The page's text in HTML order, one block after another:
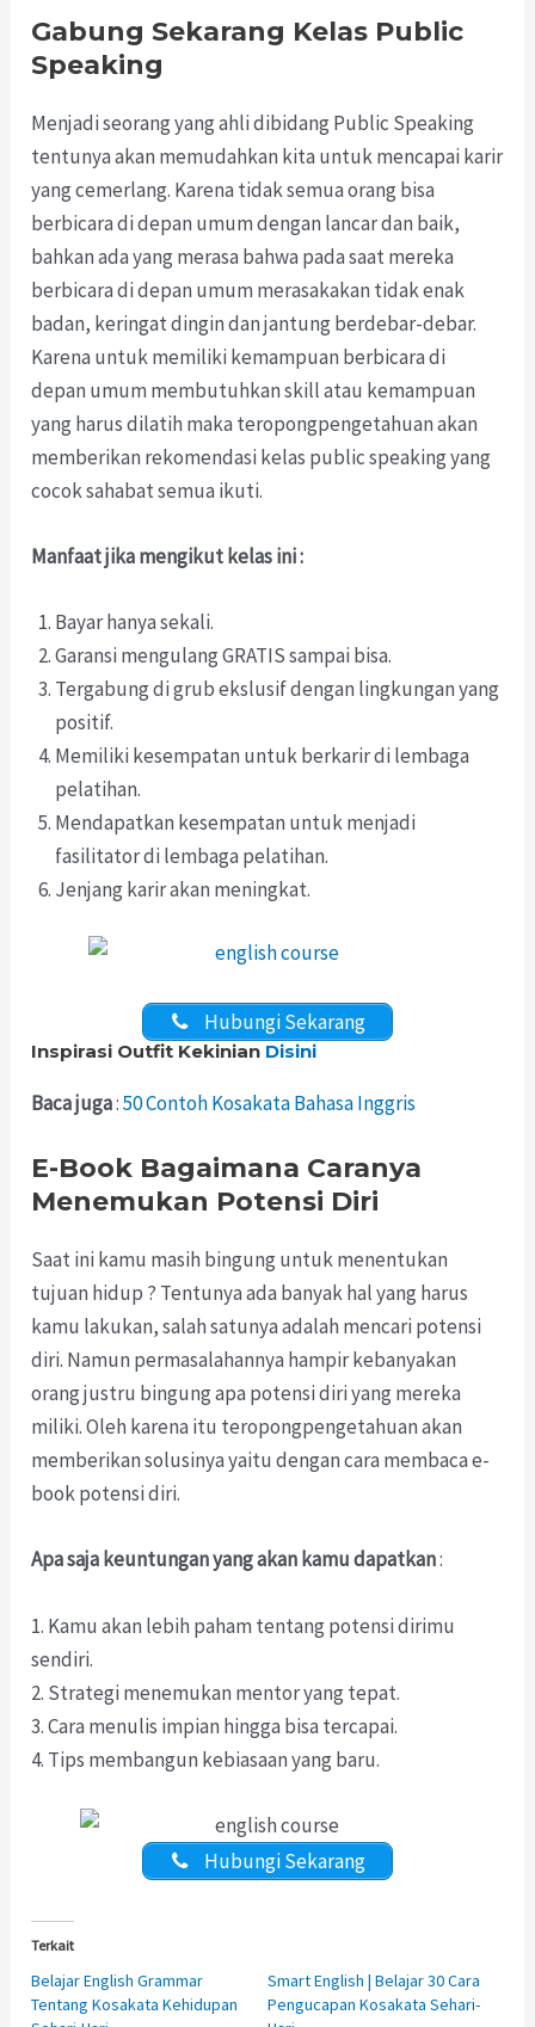
Gabung Sekarang Kelas Public
Speaking
Menjadi seorang yang ahli dibidang Public Speaking
tentunya akan memudahkan kita untuk mencapai karir
yang cemerlang. Karena tidak semua orang bisa
berbicara di depan umum dengan lancar dan baik,
bahkan ada yang merasa bahwa pada saat mereka
berbicara di depan umum merasakakan tidak enak
badan, keringat dingin dan jantung berdebar-debar.
Karena untuk memiliki kemampuan berbicara di
depan umum membutuhkan skill atau kemampuan
yang harus dilatih maka teropongpengetahuan akan
memberikan rekomendasi kelas public speaking yang
cocok sahabat semua ikuti.
Manfaat jika mengikut kelas ini :
Bayar hanya sekali.
Garansi mengulang GRATIS sampai bisa.
Tergabung di grub ekslusif dengan lingkungan yang
positif.
Memiliki kesempatan untuk berkarir di lembaga
pelatihan.
Mendapatkan kesempatan untuk menjadi
fasilitator di lembaga pelatihan.
Jenjang karir akan meningkat.
Hubungi Sekarang
Inspirasi Outfit Kekinian Disini
Baca juga:50 Contoh Kosakata Bahasa Inggris
E-Book Bagaimana Caranya
Menemukan Potensi Diri
Saat ini kamu masih bingung untuk menentukan
tujuan hidup ? Tentunya ada banyak hal yang harus
kamu lakukan, salah satunya adalah mencari potensi
diri. Namun permasalahannya hampir kebanyakan
orang justru bingung apa potensi diri yang mereka
miliki. Oleh karena itu teropongpengetahuan akan
memberikan solusinya yaitu dengan cara membaca e-
book potensi diri.
Apa saja keuntungan yang akan kamu dapatkan:
1. Kamu akan lebih paham tentang potensi dirimu
sendiri.
2. Strategi menemukan mentor yang tepat.
3. Cara menulis impian hingga bisa tercapai.
4. Tips membangun kebiasaan yang baru.
Hubungi Sekarang
Terkait
Belajar English Grammar
Tentang Kosakata Kehidupan
Smart English | Belajar 30 Cara
Pengucapan Kosakata Sehari-